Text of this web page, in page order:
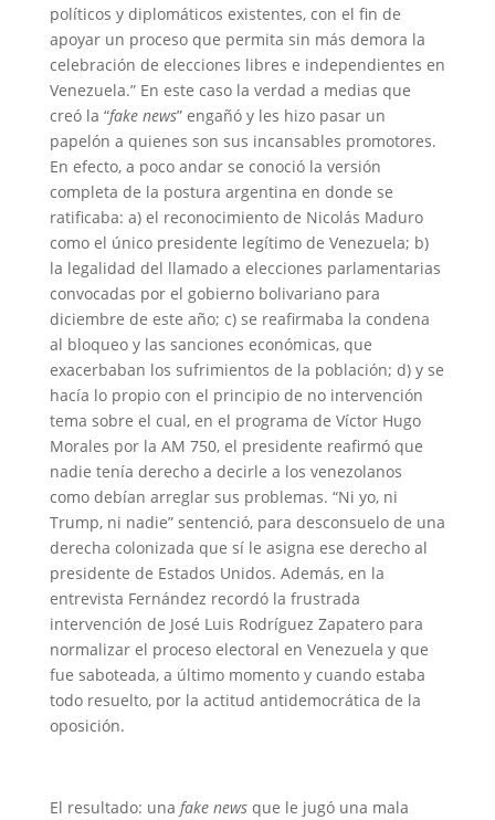
políticos y diplomáticos existentes, con el fin de
apoyar un proceso que permita sin más demora la
celebración de elecciones libres e independientes en
Venezuela.” En este caso la verdad a medias que
creó la “fake news” engañó y les hizo pasar un
papelón a quienes son sus incansables promotores.
En efecto, a poco andar se conoció la versión
completa de la postura argentina en donde se
ratificaba: a) el reconocimiento de Nicolás Maduro
como el único presidente legítimo de Venezuela; b)
la legalidad del llamado a elecciones parlamentarias
convocadas por el gobierno bolivariano para
diciembre de este año; c) se reafirmaba la condena
al bloqueo y las sanciones económicas, que
exacerbaban los sufrimientos de la población; d) y se
hacía lo propio con el principio de no intervención
tema sobre el cual, en el programa de Víctor Hugo
Morales por la AM 750, el presidente reafirmó que
nadie tenía derecho a decirle a los venezolanos
como debían arreglar sus problemas. “Ni yo, ni
Trump, ni nadie” sentenció, para desconsuelo de una
derecha colonizada que sí le asigna ese derecho al
presidente de Estados Unidos. Además, en la
entrevista Fernández recordó la frustrada
intervención de José Luis Rodríguez Zapatero para
normalizar el proceso electoral en Venezuela y que
fue saboteada, a último momento y cuando estaba
todo resuelto, por la actitud antidemocrática de la
oposición.
El resultado: una fake newsque le jugó una mala